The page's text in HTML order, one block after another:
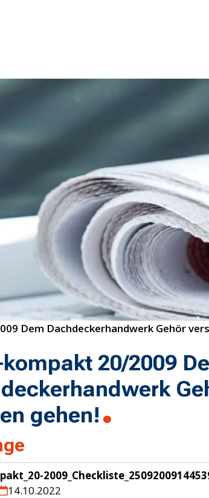
20/2009
gehen!
14.10.2022